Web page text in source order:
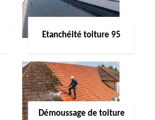
Etanchéité toiture 95
Démoussage de toiture